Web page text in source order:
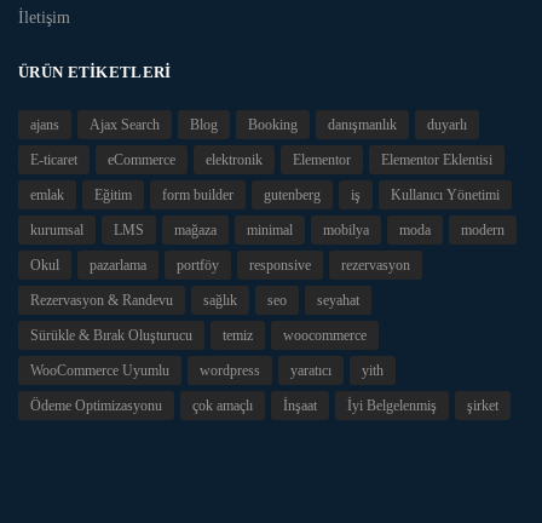
İletişim
ÜRÜN ETIKETLERI
ajans Ajax Search Blog Booking danışmanlık duyarlı
E-ticaret eCommerce elektronik Elementor Elementor Eklentisi
emlak Eğitim form builder gutenberg iş Kullanıcı Yönetimi
kurumsal LMS mağaza minimal mobilya moda modern
Okul pazarlama portföy responsive rezervasyon
Rezervasyon & Randevu sağlık seo seyahat
Sürükle & Bırak Oluşturucu temiz woocommerce
WooCommerce Uyumlu wordpress yaratıcı yith
Ödeme Optimizasyonu çok amaçlı İnşaat İyi Belgelenmiş şirket